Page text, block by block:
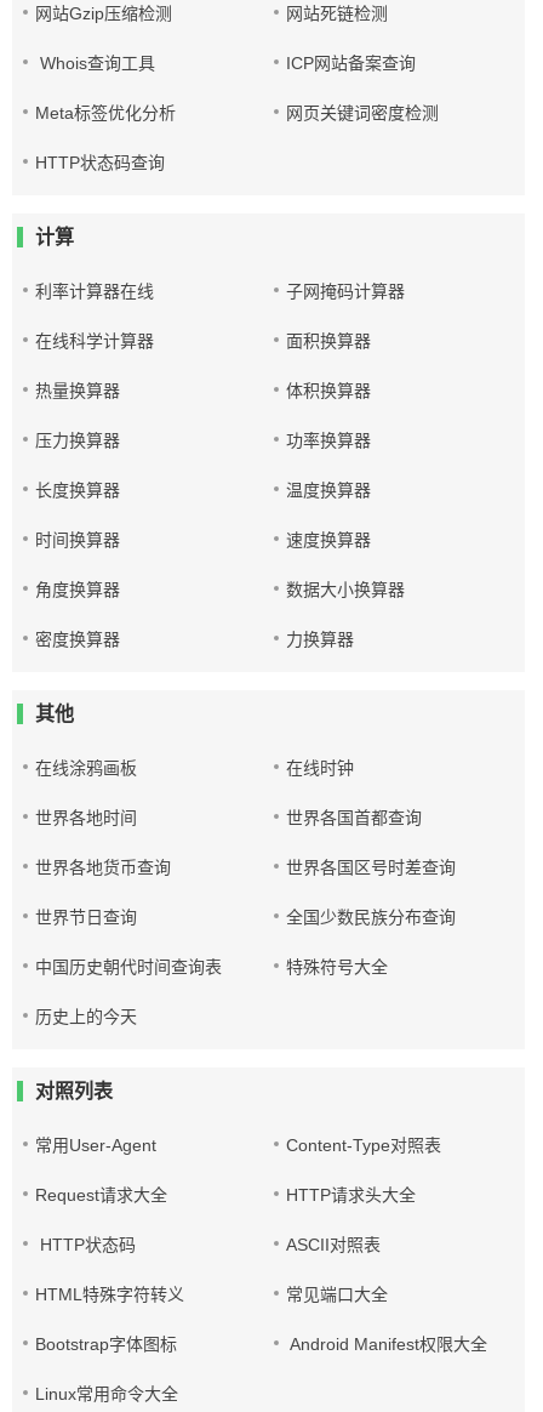
网站Gzip压缩检测 网站死链检测
Whois查询工具 ICP网站备案查询
Meta标签优化分析 网页关键词密度检测
HTTP状态码查询
计算
利率计算器在线 子网掩码计算器
在线科学计算器 面积换算器
热量换算器 体积换算器
压力换算器 功率换算器
长度换算器 温度换算器
时间换算器 速度换算器
角度换算器 数据大小换算器
密度换算器 力换算器
其他
在线涂鸦画板 在线时钟
世界各地时间 世界各国首都查询
世界各地货币查询 世界各国区号时差查询
世界节日查询 全国少数民族分布查询
中国历史朝代时间查询表 特殊符号大全
历史上的今天
对照列表
常用User-Agent Content-Type对照表
Request请求大全 HTTP请求头大全
HTTP状态码 ASCII对照表
HTML特殊字符转义 常见端口大全
Bootstrap字体图标 Android Manifest权限大全
Linux常用命令大全